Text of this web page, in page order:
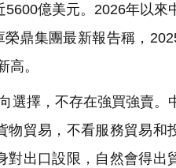
億美元。2026年以來
鼎集團最新報告稱，
高。
選擇，不存在強買強賣。
物貿易，不看服務貿易和
出口設限，自然會得出